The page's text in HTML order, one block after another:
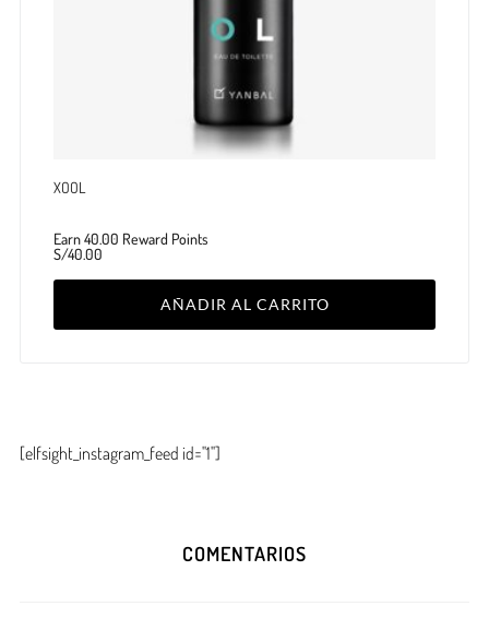
XOOL
Earn 40.00 Reward Points
S/40.00
AÑADIR AL CARRITO
[elfsight_instagram_feed id="1"]
COMENTARIOS